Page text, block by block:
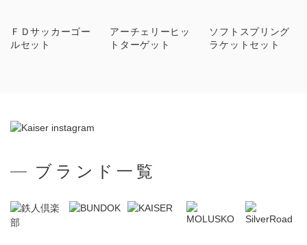
ＦＤサッカーゴー
ルセット
アーチェリーヒッ
トターゲット
ソフトスプリング
ラケットセット
ブランド一覧